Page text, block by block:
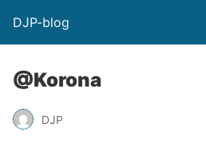
DJP-blog
@Korona
DJP